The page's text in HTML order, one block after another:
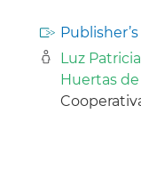
Luz
Huertas de